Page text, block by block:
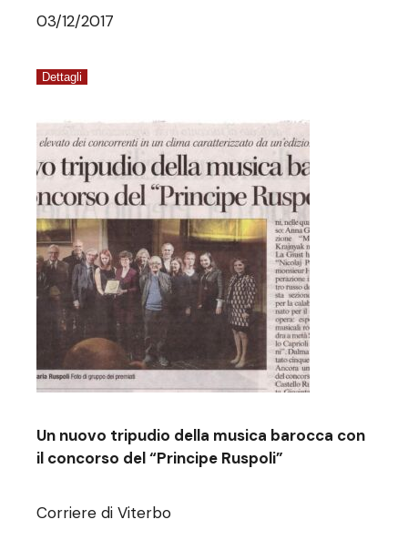
03/12/2017
Dettagli
Un nuovo tripudio della musica barocca con
il concorso del “Principe Ruspoli”
Corriere di Viterbo